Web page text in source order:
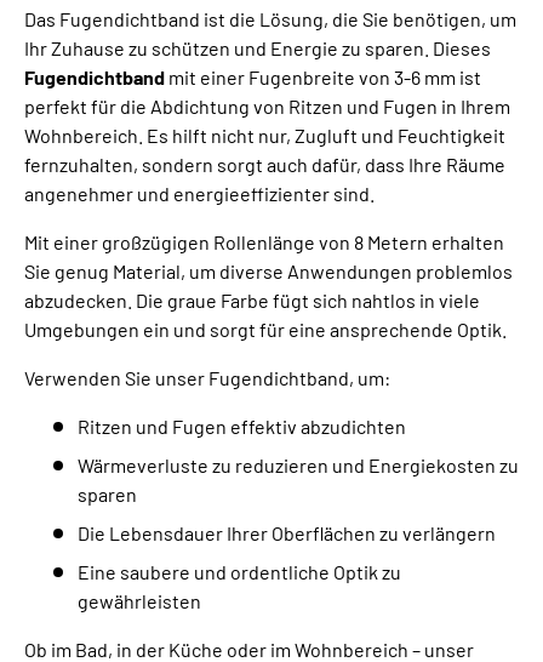
Das Fugendichtband ist die Lösung, die Sie benötigen, um
Ihr Zuhause zu schützen und Energie zu sparen. Dieses
Fugendichtband mit einer Fugenbreite von 3-6 mm ist
perfekt für die Abdichtung von Ritzen und Fugen in Ihrem
Wohnbereich. Es hilft nicht nur, Zugluft und Feuchtigkeit
fernzuhalten, sondern sorgt auch dafür, dass Ihre Räume
angenehmer und energieeffizienter sind.
Mit einer großzügigen Rollenlänge von 8 Metern erhalten
Sie genug Material, um diverse Anwendungen problemlos
abzudecken. Die graue Farbe fügt sich nahtlos in viele
Umgebungen ein und sorgt für eine ansprechende Optik.
Verwenden Sie unser Fugendichtband, um:
Ritzen und Fugen effektiv abzudichten
Wärmeverluste zu reduzieren und Energiekosten zu
sparen
Die Lebensdauer Ihrer Oberflächen zu verlängern
Eine saubere und ordentliche Optik zu
gewährleisten
Ob im Bad, in der Küche oder im Wohnbereich – unser